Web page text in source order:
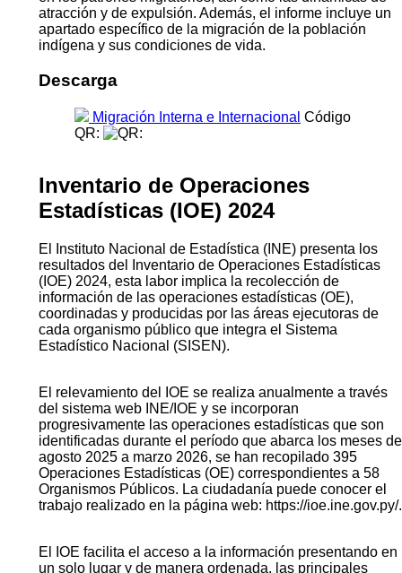
atracción y de expulsión. Además, el informe incluye un
apartado específico de la migración de la población
indígena y sus condiciones de vida.
Descarga
Migración Interna e Internacional Código
QR:
Inventario de Operaciones
Estadísticas (IOE) 2024
El Instituto Nacional de Estadística (INE) presenta los
resultados del Inventario de Operaciones Estadísticas
(IOE) 2024, esta labor implica la recolección de
información de las operaciones estadísticas (OE),
coordinadas y producidas por las áreas ejecutoras de
cada organismo público que integra el Sistema
Estadístico Nacional (SISEN).
El relevamiento del IOE se realiza anualmente a través
del sistema web INE/IOE y se incorporan
progresivamente las operaciones estadísticas que son
identificadas durante el período que abarca los meses de
agosto 2025 a marzo 2026, se han recopilado 395
Operaciones Estadísticas (OE) correspondientes a 58
Organismos Públicos. La ciudadanía puede conocer el
trabajo realizado en la página web: https://ioe.ine.gov.py/.
El IOE facilita el acceso a la información presentando en
un solo lugar y de manera ordenada, las principales